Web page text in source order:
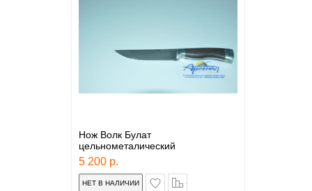
Нож Волк Булат
цельнометалический
5 200 р.
в закладки